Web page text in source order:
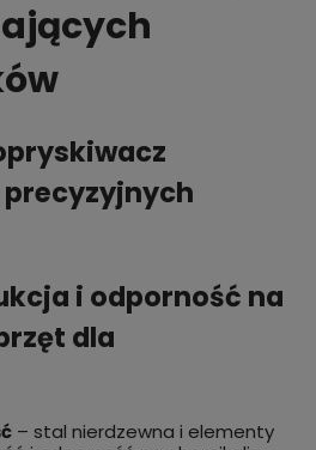
i odporność na
dla
– stal nierdzewna i elementy